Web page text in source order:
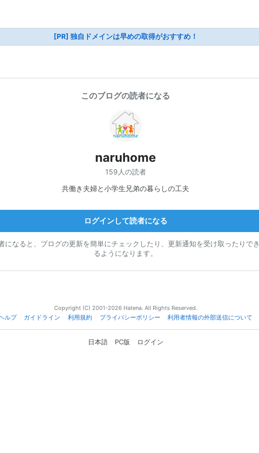
[PR] 独自ドメインは早めの取得がおすすめ！
このブログの読者になる
naruhome
159人の読者
共働き夫婦と小学生兄弟の暮らしの工夫
ログインして読者になる
になると、ブログの更新を簡単にチェックしたり、更新通知を受け取ったりでき
るようになります。
Copyright (C) 2001-2026 Hatena. All Rights Reserved.
ルプ
ガイドライン 利用規約 プライバシーポリシー 利用者情報の外部送信について
日本語 PC版 ログイン